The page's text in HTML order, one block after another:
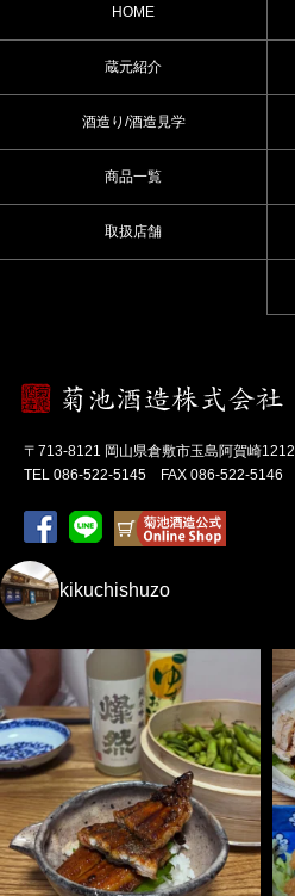
HOME
蔵元紹介
酒造り/酒造見学
商品一覧
取扱店舗
〒713-8121 岡山県倉敷市玉島阿賀崎1212
TEL 086-522-5145 FAX 086-522-5146
kikuchishuzo